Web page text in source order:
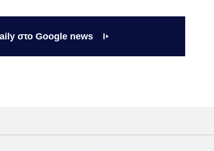
στο Google news